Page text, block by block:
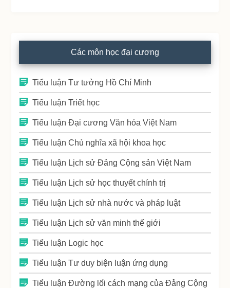
Các môn học đại cương
Tiểu luận Tư tưởng Hồ Chí Minh
Tiểu luận Triết học
Tiểu luận Đại cương Văn hóa Việt Nam
Tiểu luận Chủ nghĩa xã hội khoa học
Tiểu luận Lịch sử Đảng Cộng sản Việt Nam
Tiểu luận Lịch sử học thuyết chính trị
Tiểu luận Lịch sử nhà nước và pháp luật
Tiểu luận Lịch sử văn minh thế giới
Tiểu luận Logic học
Tiểu luận Tư duy biện luận ứng dụng
Tiểu luận Đường lối cách mạng của Đảng Cộng